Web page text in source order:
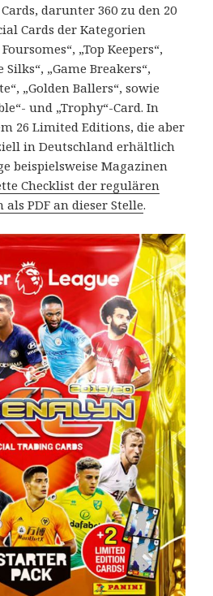
darunter 360 zu den 20
Cards der Kategorien
„Top Keepers“,
Silks“, „Game Breakers“,
„Golden Ballers“, sowie
und „Trophy“-Card. In
26 Limited Editions, die aber
in Deutschland erhältlich
beispielsweise Magazinen
Checklist der regulären
PDF an dieser Stelle.